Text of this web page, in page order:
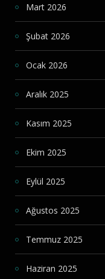
Mart 2026
Şubat 2026
Ocak 2026
Aralık 2025
Kasım 2025
Ekim 2025
Eylül 2025
Ağustos 2025
Temmuz 2025
Haziran 2025